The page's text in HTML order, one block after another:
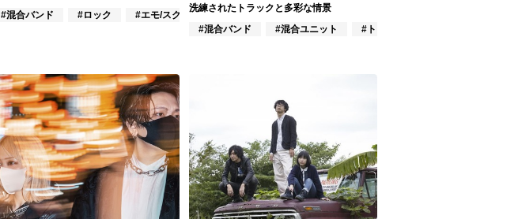
#混合バンド
#ロック #エモ/スクリーモ
洗練されたトラックと多彩な情景
#混合バンド
#混合ユニット #トラックメイカー